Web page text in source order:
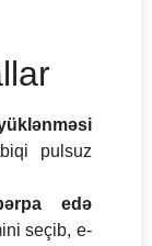
pulsuz
edə
seçib, e-